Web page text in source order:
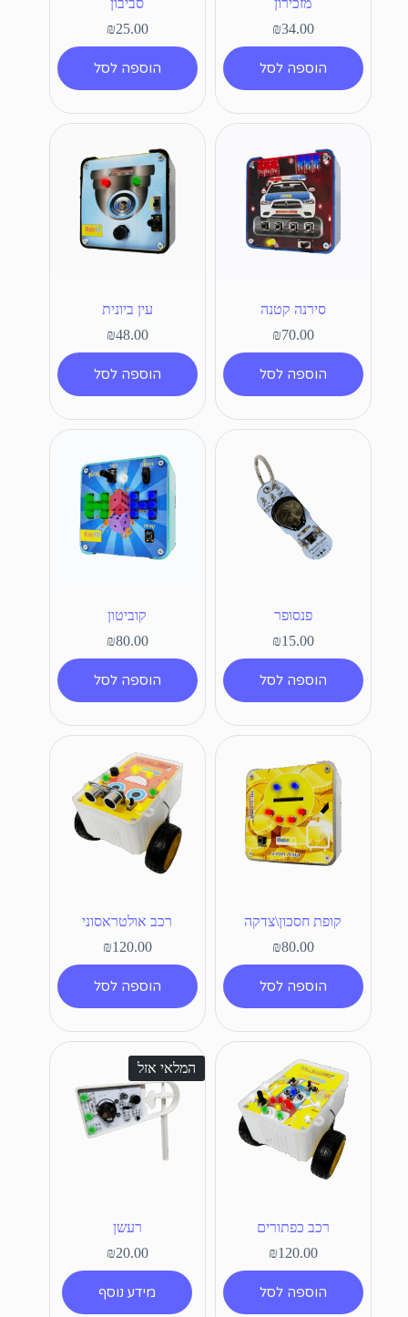
₪34.00
הוספה לסל
₪25.00
הוספה לסל
סירנה קטנה
₪70.00
הוספה לסל
עין ביונית
₪48.00
הוספה לסל
פנסופר
₪15.00
הוספה לסל
קוביטון
₪80.00
הוספה לסל
קופת חסכון\צדקה
₪80.00
הוספה לסל
רכב אולטראסוני
₪120.00
הוספה לסל
רכב כפתורים
₪120.00
הוספה לסל
המלאי אזל
רעשן
₪20.00
מידע נוסף